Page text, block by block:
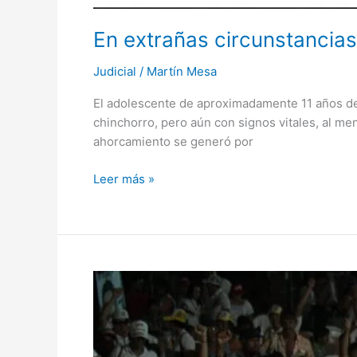
En extrañas
Judicial / Martín Mesa
El adolescente de aproximadamente 11 años
chinchorro, pero aún con signos vitales, al
ahorcamiento se generó por
Leer más »
Marco
Tulio
Ruiz
salió